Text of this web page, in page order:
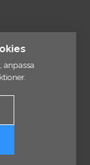
anpassa